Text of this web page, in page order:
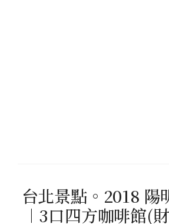
台北景點。2018 陽
︱3口四方咖啡館(